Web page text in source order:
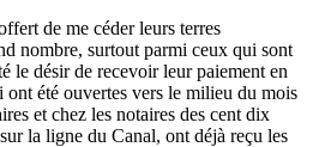
de me céder leurs terres
nombre, surtout parmi ceux qui sont
le désir de recevoir leur paiement en
ont été ouvertes vers le milieu du mois
et chez les notaires des cent dix
la ligne du Canal, ont déjà reçu les